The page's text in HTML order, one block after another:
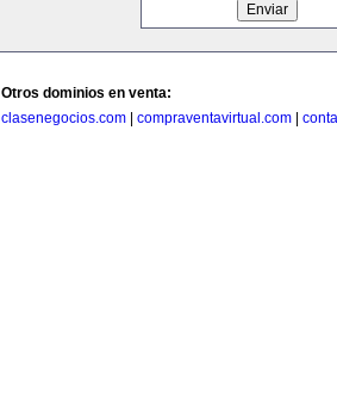
Otros dominios en venta:
clasenegocios.com
compraventavirtual.com